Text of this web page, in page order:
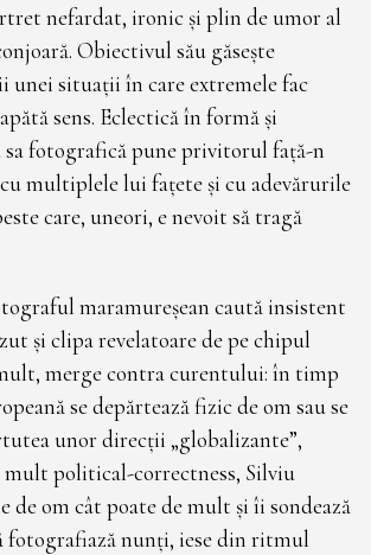
nefardat, ironic și plin de umor al
Obiectivul său găsește
unei situații în care extremele fac
sens. Eclectică în formă și
fotografică pune privitorul față-n
multiplele lui fațete și cu adevărurile
care, uneori, e nevoit să tragă
maramureșean caută insistent
și clipa revelatoare de pe chipul
merge contra curentului: în timp
se depărtează fizic de om sau se
unor direcții „globalizante”,
mult political-correctness, Silviu
de om cât poate de mult și îi sondează
fotografiază nunți, iese din ritmul